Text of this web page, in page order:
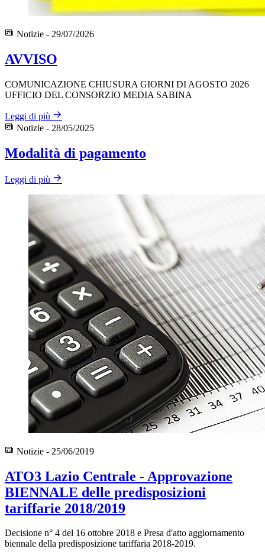
Notizie - 29/07/2026
AVVISO
COMUNICAZIONE CHIUSURA GIORNI DI AGOSTO 2026
UFFICIO DEL CONSORZIO MEDIA SABINA
Leggi di più
Notizie - 28/05/2025
Modalità di pagamento
Leggi di più
Notizie - 25/06/2019
ATO3 Lazio Centrale - Approvazione
BIENNALE delle predisposizioni
tariffarie 2018/2019
Decisione n° 4 del 16 ottobre 2018 e Presa d'atto aggiornamento
biennale della predisposizione tariffaria 2018-2019.